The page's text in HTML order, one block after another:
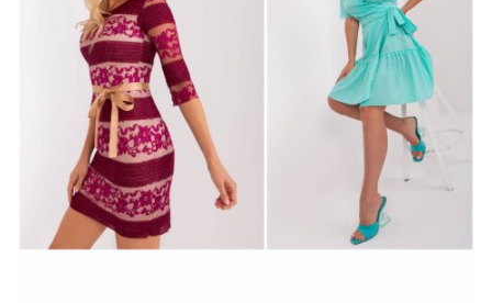
to jesteś w ogromnym błędzie! Obecna moda oferuje nam wiele
niesamowitych, a zarazem wygodnych ubrań, które powinny
znajdować się w szafie każdej kobiety! Jako jedne z
najpopularniejszych uważa się komplety dresowe!…